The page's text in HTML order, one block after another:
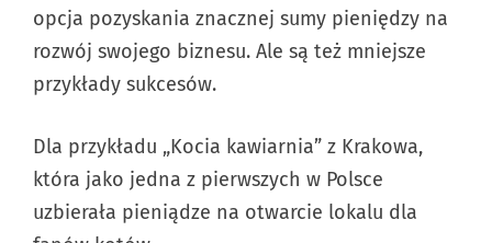
opcja pozyskania znacznej sumy pieniędzy na
rozwój swojego biznesu. Ale są też mniejsze
przykłady sukcesów.
Dla przykładu „Kocia kawiarnia” z Krakowa,
która jako jedna z pierwszych w Polsce
uzbierała pieniądze na otwarcie lokalu dla